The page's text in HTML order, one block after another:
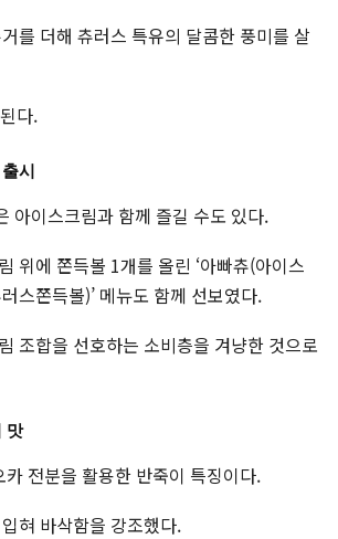
를 더해 츄러스 특유의 달콤한 풍미를 살
다.
시
아이스크림과 함께 즐길 수도 있다.
위에 쫀득볼 1개를 올린 ‘아빠츄(아이스
스쫀득볼)’ 메뉴도 함께 선보였다.
조합을 선호하는 소비층을 겨냥한 것으로
맛
카 전분을 활용한 반죽이 특징이다.
혀 바삭함을 강조했다.